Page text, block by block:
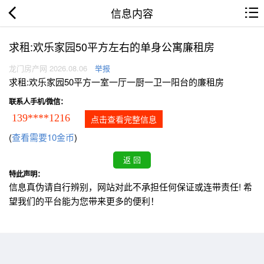
信息内容
求租:欢乐家园50平方左右的单身公寓廉租房
龙门房产网 2026.08.06 举报
求租:欢乐家园50平方一室一厅一厨一卫一阳台的廉租房
联系人手机/微信：
139****1216 点击查看完整信息
(查看需要10金币)
特此声明：
信息真伪请自行辨别，网站对此不承担任何保证或连带责任! 希
望我们的平台能为您带来更多的便利！